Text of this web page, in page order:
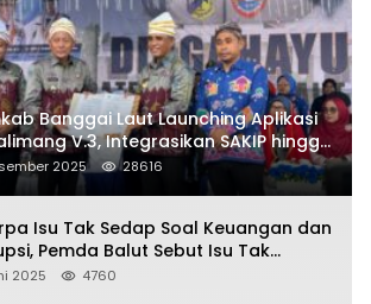
Banggai Laut Launching Aplikasi
V.3, Integrasikan SAKIP hingga
Data Layanan Publik
2025 28616
Isu Tak Sedap Soal Keuangan dan
Pemda Balut Sebut Isu Tak
2025 4760